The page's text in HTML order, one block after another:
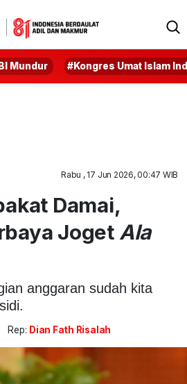
Mundur #Kongres Umat Islam
Rabu , 17 Jun 2026, 00:47 WIB
Damai,
Joget Ala
anggaran sudah kita
Rep: Dian Fath Risalah